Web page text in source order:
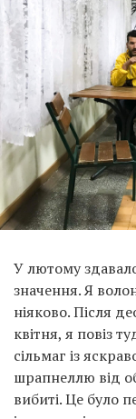
У лютому
значення. Я
ніяково. Після
квітня, я повіз
сільмаг із
шрапнеллю від
вибиті. Це було